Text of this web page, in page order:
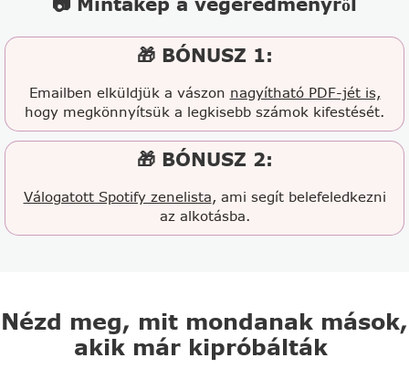
🎁 BÓNUSZ 1:
Emailben elküldjük a vászon nagyítható PDF-jét is,
hogy megkönnyítsük a legkisebb számok kifestését.
🎁 BÓNUSZ 2:
Válogatott Spotify zenelista, ami segít belefeledkezni
az alkotásba.
Nézd meg, mit mondanak mások,
akik már kipróbálták